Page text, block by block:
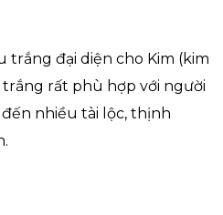
trắng đại diện cho Kim (kim
rất phù hợp với người
nhiều tài lộc, thịnh